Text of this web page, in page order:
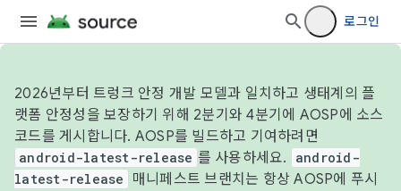
로그인
2026년부터 트렁크 안정 개발 모델과 일치하고 생태계의 플
랫폼 안정성을 보장하기 위해 2분기와 4분기에 AOSP에 소스
코드를 게시합니다. AOSP를 빌드하고 기여하려면
android-latest-release 를 사용하세요.
android-
latest-release
매니페스트 브랜치는 항상 AOSP에 푸시